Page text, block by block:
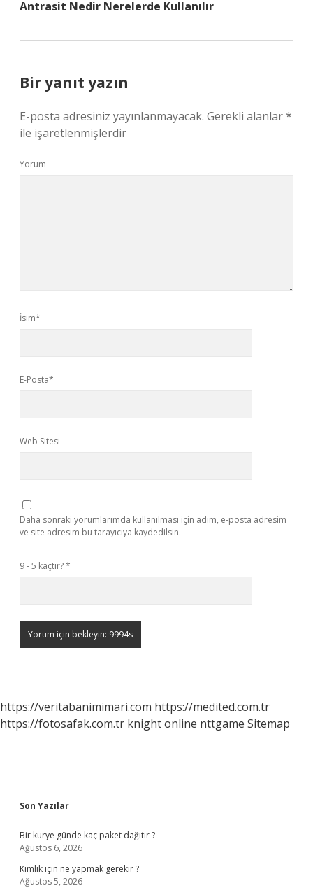
Antrasit Nedir Nerelerde Kullanılır
Bir yanıt yazın
E-posta adresiniz yayınlanmayacak. Gerekli alanlar*
ile işaretlenmişlerdir
Yorum
İsim*
E-Posta*
Web Sitesi
Daha sonraki yorumlarımda kullanılması için adım, e-posta adresim
ve site adresim bu tarayıcıya kaydedilsin.
9 - 5 kaçtır?*
https://veritabanimimari.com https://medited.com.tr
https://fotosafak.com.tr knight online nttgame Sitemap
Sidebar
Son Yazılar
Bir kurye günde kaç paket dağıtır ?
Ağustos 6, 2026
Kimlik için ne yapmak gerekir ?
Ağustos 5, 2026